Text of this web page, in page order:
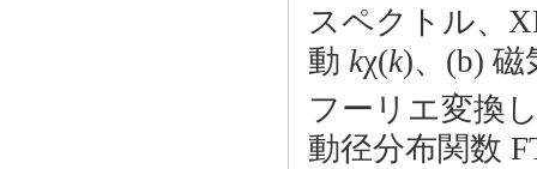
スペクトル、
動 kχ(k)、(b)
フーリエ変換
動径分布関数